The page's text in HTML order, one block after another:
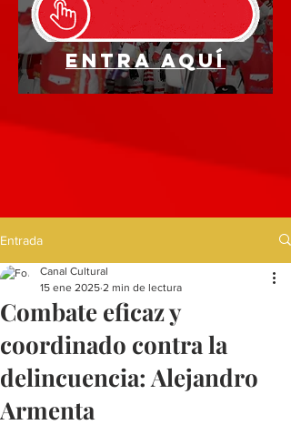
Entra aquí
Entrada
Combate eficaz y
coordinado contra la
delincuencia: Alejandro
Armenta
Canal Cultural
15 ene 2025 2 min de lectura